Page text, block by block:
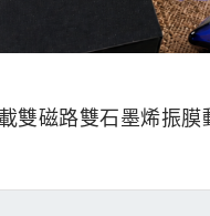
雙磁路雙石墨烯振